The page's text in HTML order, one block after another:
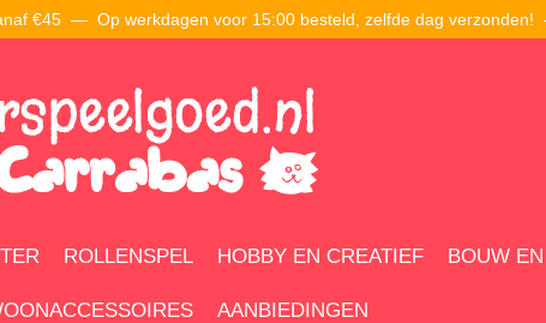
€45 — Op werkdagen voor 15:00 besteld, zelfde dag
ROLLENSPEL HOBBY EN CREATIEF BOUW
AANBIEDINGEN